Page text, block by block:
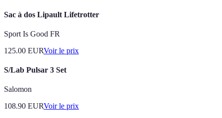
Sac à dos Lipault Lifetrotter
Sport Is Good FR
125.00 EURVoir le prix
S/Lab Pulsar 3 Set
Salomon
108.90 EURVoir le prix